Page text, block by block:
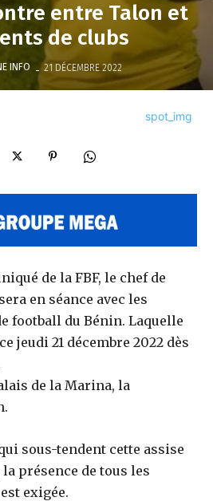
entre Talon et
de clubs
INFO - 21 DÉCEMBRE 2022
de la FBF, le chef de
en séance avec les
football du Bénin. Laquelle
jeudi 21 décembre 2022 dès
de la Marina, la
sous-tendent cette assise
présence de tous les
exigée.